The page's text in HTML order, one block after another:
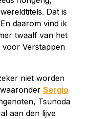
Dat is
daarom vind ik
twaalf van het
voor Verstappen
niet worden
Sergio
Tsunoda
aan den lijve